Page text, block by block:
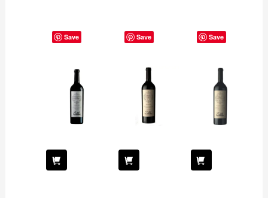
Save Save Save